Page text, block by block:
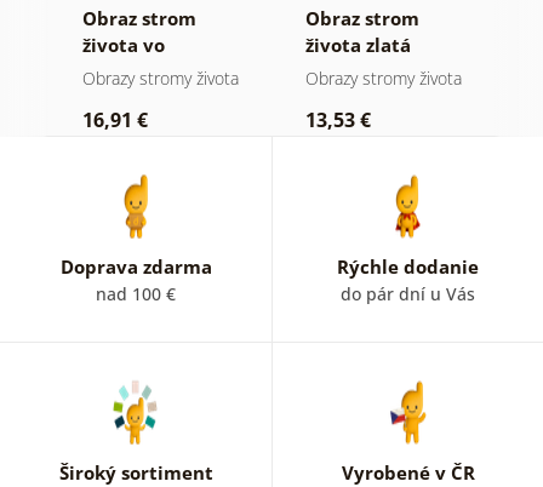
Obraz strom
života vo
farebnej vitráži
Obrazy stromy života
16,91 €
Obraz strom
života zlatá
mágia
Obrazy stromy života
13,53 €
Doprava zdarma
nad 100 €
Rýchle dodanie
do pár dní u Vás
Široký sortiment Vyrobené v ČR